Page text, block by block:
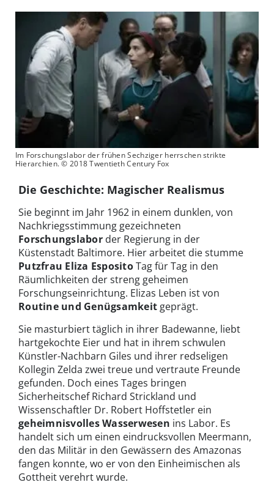
Im Forschungslabor der frühen Sechziger herrschen strikte
Hierarchien. © 2018 Twentieth Century Fox
Die Geschichte: Magischer Realismus
Sie beginnt im Jahr 1962 in einem dunklen, von
Nachkriegsstimmung gezeichneten
Forschungslaborder Regierung in der
Küstenstadt Baltimore. Hier arbeitet die stumme
Putzfrau Eliza EspositoTag für Tag in den
Räumlichkeiten der streng geheimen
Forschungseinrichtung. Elizas Leben ist von
Routine und Genügsamkeit geprägt.
Sie masturbiert täglich in ihrer Badewanne, liebt
hartgekochte Eier und hat in ihrem schwulen
Künstler-Nachbarn Giles und ihrer redseligen
Kollegin Zelda zwei treue und vertraute Freunde
gefunden. Doch eines Tages bringen
Sicherheitschef Richard Strickland und
Wissenschaftler Dr. Robert Hoffstetler ein
geheimnisvolles Wasserwesen ins Labor. Es
handelt sich um einen eindrucksvollen Meermann,
den das Militär in den Gewässern des Amazonas
fangen konnte, wo er von den Einheimischen als
Gottheit verehrt wurde.